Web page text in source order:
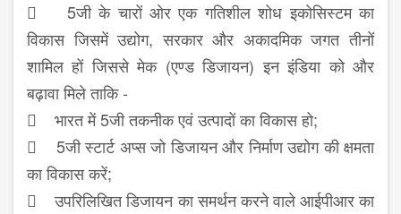
 5जी के चारों ओर एक गतिशील शोध इकोसिस्टम का
विकास जिसमें उद्योग, सरकार और अकादमिक जगत तीनों
शामिल हों जिससे मेक (एण्ड डिजायन) इन इंडिया को और
बढ़ावा मिले ताकि -
 भारत में 5जी तकनीक एवं उत्पादों का विकास हो;
 5जी स्टार्ट अप्स जो डिजायन और निर्माण उद्योग की क्षमता
का विकास करें;
 उपरिलिखित डिजायन का समर्थन करने वाले आईपीआर का